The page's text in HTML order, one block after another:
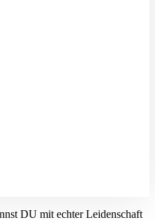
DU mit echter Leidenschaft